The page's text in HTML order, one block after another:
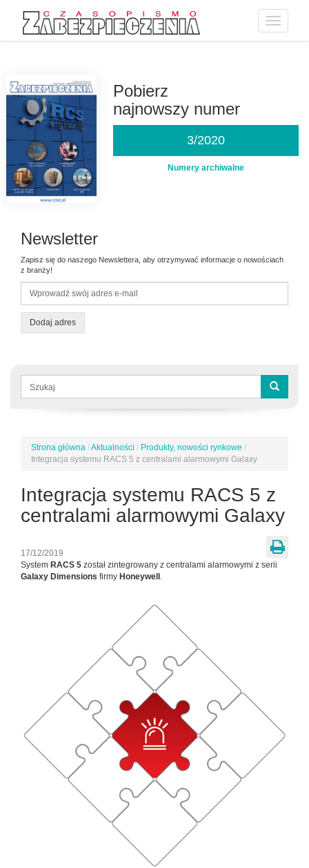
Toggle
Pobierz
najnowszy numer
3/2020
Numery archiwalne
Newsletter
Zapisz się do naszego Newslettera, aby otrzymywać informacje o nowościach
z branży!
Dodaj adres
Formularz
wyszukiwania
Jesteś
tutaj
Strona główna /Aktualności / Produkty, nowości rynkowe /
Integracja systemu RACS 5 z centralami alarmowymi Galaxy
Integracja systemu RACS 5 z
centralami alarmowymi Galaxy
17/12/2019
System RACS 5 został zintegrowany z centralami alarmowymi z serii
Galaxy Dimensions firmy Honeywell .